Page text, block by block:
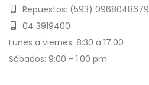
Repuestos: (593) 0968048679
04 3919400
Lunes a viernes: 8:30 a 17:00
Sábados: 9:00 - 1:00 pm